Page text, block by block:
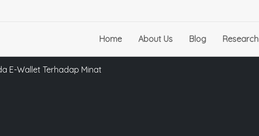
Home About Us Blog Research
E-Wallet Terhadap Minat